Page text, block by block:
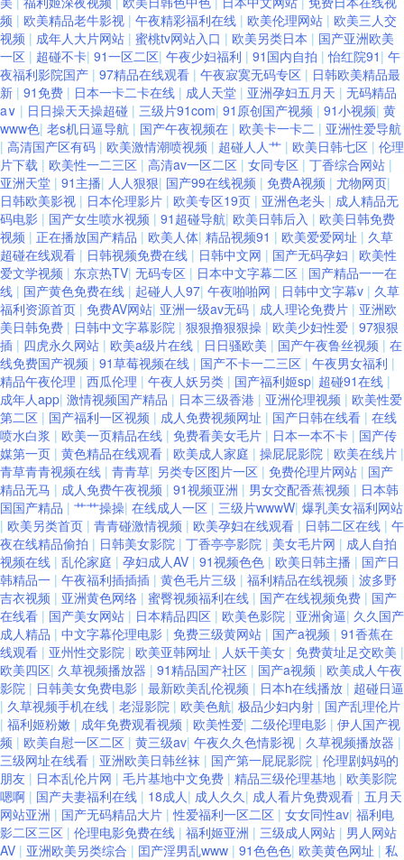
频 | 欧美精品老牛影视 | 午夜精彩福利在线 | 欧美伦理网站 | 欧美三人交
视频 | 成年人大片网站 | 蜜桃tv网站入口 | 欧美另类日本 | 国产亚洲欧美
一区 | 超碰不卡| 91一区二区| 午夜少妇福利 | 91国内自拍 |怡红院91 | 午
夜福利影院国产 | 97精品在线观看 | 午夜寂寞无码专区 | 日韩欧美精品最
新 | 91免费 | 日本一卡二卡在线 | 成人天堂 | 亚洲孕妇五月天 | 无码精品
a∨ | 日日操天天操超碰 | 三级片91com| 91原创国产视频 | 91小视频| 黄
www色| 老s机日逼导航 | 国产午夜视频在 | 欧美卡一卡二 | 亚洲性爱导航
| 高清国产区有码 | 欧美激情潮喷视频 | 超碰人人艹 | 欧美日韩七区 | 伦理
片下载 | 欧美性一二三区 | 高清av一区二区 | 女同专区 | 丁香综合网站 |
亚洲天堂 | 91主播| 人人狠狠| 国产99在线视频 | 免费A视频 | 尤物网页|
日韩欧美影视 | 日本伦理影片 | 欧美专区19页 | 亚洲色老头 | 成人精品无
码电影 | 国产女生喷水视频 | 91超碰导航| 欧美日韩后入 | 欧美日韩免费
视频 | 正在播放国产精品 | 欧美人体| 精品视频91 | 欧美爱爱网址 | 久草
超碰在线观看 | 日韩视频免费在线 | 日韩中文网 | 国产无码孕妇 | 欧美性
爱文学视频 | 东京热TV| 无码专区 | 日本中文字幕二区 | 国产精品一一在
线 | 国产黄色免费在线 | 起碰人人97| 午夜啪啪网 | 日韩中文字幕v | 久草
福利资源首页 | 免费AV网站| 亚洲一级av无码 | 成人理论免费片 | 亚洲欧
美日韩免费 | 日韩中文字幕影院 | 狠狠撸狠狠操 | 欧美少妇性爱 | 97狠狠
插 | 四虎永久网站 | 欧美a级片在线 | 日日骚欧美 | 国产午夜鲁丝视频 | 在
线免费国产视频 | 91草莓视频在线 | 国产不卡一二三区 | 午夜男女福利 |
精品午夜伦理 | 西瓜伦理 | 午夜人妖另类 | 国产福利姬sp| 超碰91在线 |
成年人app| 激情视频国产精品 | 日本三级香港 | 亚洲伦理视频 | 欧美性爱
第二区 | 国产福利一区视频 | 成人免费视频网址 | 国产日韩在线看 | 在线
喷水白浆 | 欧美一页精品在线 | 免费看美女毛片 | 日本一本不卡 | 国产传
媒第一页 | 黄色精品在线观看 | 欧美成人家庭 | 操屁屁影院 | 欧美在线片 |
青草青青视频在线 | 青青草| 另类专区图片一区 | 免费伦理片网站 | 国产
精品无马 | 成人免费午夜视频 | 91视频亚洲 | 男女交配香蕉视频 | 日本韩
国国产精品 | 艹艹操操| 在线成人一区 | 三级片wwwW| 爆乳美女福利网站
| 欧美另类首页 | 青青碰激情视频 | 欧美孕妇在线观看 | 日韩二区在线 | 午
夜在线精品偷拍 | 日韩美女影院 | 丁香亭亭影院 | 美女毛片网 | 成人自拍
视频在线 | 乱伦家庭 | 孕妇成人AV | 91视频色色 | 欧美日韩主播 | 国产日
韩精品一 | 午夜福利插插插 | 黄色毛片三级 | 福利精品在线视频 | 波多野
吉衣视频 | 亚洲黄色网络 | 蜜臀视频福利在线 | 国产在线视频免费 | 国产
在线看 | 国产美女网站 | 日本精品四区 | 欧美色影院 | 亚洲肏逼| 久久国产
成人精品 | 中文字幕伦理电影 | 免费三级黄网站 | 国产a视频 | 91香蕉在
线观看 | 亚州性交影院 | 欧美亚韩网址 | 人妖干美女 | 免费黄址足交欧美 |
欧美四区| 久草视频播放器 | 91精品国产社区 | 国产a视频 | 欧美成人午夜
影院 | 日韩美女免费电影 | 最新欧美乱伦视频 | 日本h在线播放 | 超碰日逼
| 久草视频手机在线 | 老湿影院 | 欧美色航| 极品少妇内射 | 国产乱理伦片
| 福利姬粉嫩 | 成年免费观看视频 | 欧美性爱| 二级伦理电影 | 伊人国产视
频 | 欧美自慰一区二区 | 黄三级av| 午夜久久色情影视 | 久草视频播放器 |
三级网址在线看 | 亚洲欧美日韩丝袜 | 国产第一屁屁影院 | 伦理剧妈妈的
朋友 | 日本乱伦片网 | 毛片基地中文免费 | 精品三级伦理基地 | 欧美影院
嗯啊 | 国产夫妻福利在线 | 18成人| 成人久久| 成人看片免费观看 | 五月天
网站亚洲 | 国产无码精品大片 |性爱福利一区二区 | 女女同性av| 福利电
影二区三区 | 伦理电影免费在线 | 福利姬亚洲 | 三级成人网站 | 男人网站
AV | 亚洲欧美另类综合 | 囯产淫男乱www | 91色色色| 欧美黄色网址 | 私